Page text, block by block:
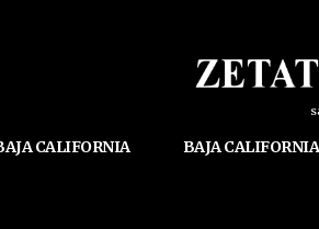
CALIFORNIA BAJA